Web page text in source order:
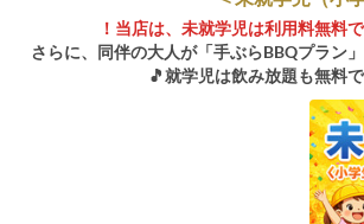
当店は、未就学児は利用料無料で
さらに、同伴の大人が「手ぶらBBQプラン
就学児は飲み放題も無料で